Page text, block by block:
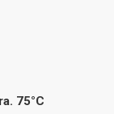
75°C